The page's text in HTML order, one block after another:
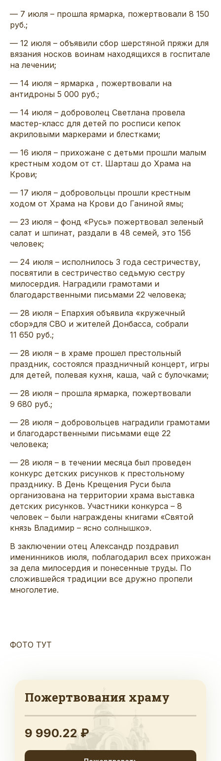
— 7 июля – прошла ярмарка, пожертвовали 8 150
руб.;
— 12 июля – объявили сбор шерстяной пряжи для
вязания носков воинам находящихся в госпитале
на лечении;
— 14 июля – ярмарка , пожертвовали на
антидроны 5 000 руб.;
— 14 июля – доброволец Светлана провела
мастер-класс для детей по росписи кепок
акриловыми маркерами и блестками;
— 16 июля – прихожане с детьми прошли малым
крестным ходом от ст. Шарташ до Храма на
Крови;
— 17 июля – добровольцы прошли крестным
ходом от Храма на Крови до Ганиной ямы;
— 23 июля – фонд «Русь» пожертвовал зеленый
салат и шпинат, раздали в 48 семей, это 156
человек;
— 24 июля – исполнилось 3 года сестричеству,
посвятили в сестричество седьмую сестру
милосердия. Наградили грамотами и
благодарственными письмами 22 человека;
— 28 июля – Епархия объявила «кружечный
сбор»для СВО и жителей Донбасса, собрали
11 650 руб.;
— 28 июля – в храме прошел престольный
праздник, состоялся праздничный концерт, игры
для детей, полевая кухня, каша, чай с булочками;
— 28 июля – прошла ярмарка, пожертвовали
9 680 руб.;
— 28 июля – добровольцев наградили грамотами
и благодарственными письмами еще 22
человека;
— 28 июля – в течении месяца был проведен
конкурс детских рисунков к престольному
празднику. В День Крещения Руси была
организована на территории храма выставка
детских рисунков. Участники конкурса – 8
человек – были награждены книгами «Святой
князь Владимир – ясно солнышко».
В заключении отец Александр поздравил
именинников июля, поблагодарил всех прихожан
за дела милосердия и понесенные труды. По
сложившейся традиции все дружно пропели
многолетие.
ФОТО ТУТ
Пожертвования храму
9 990.22 ₽